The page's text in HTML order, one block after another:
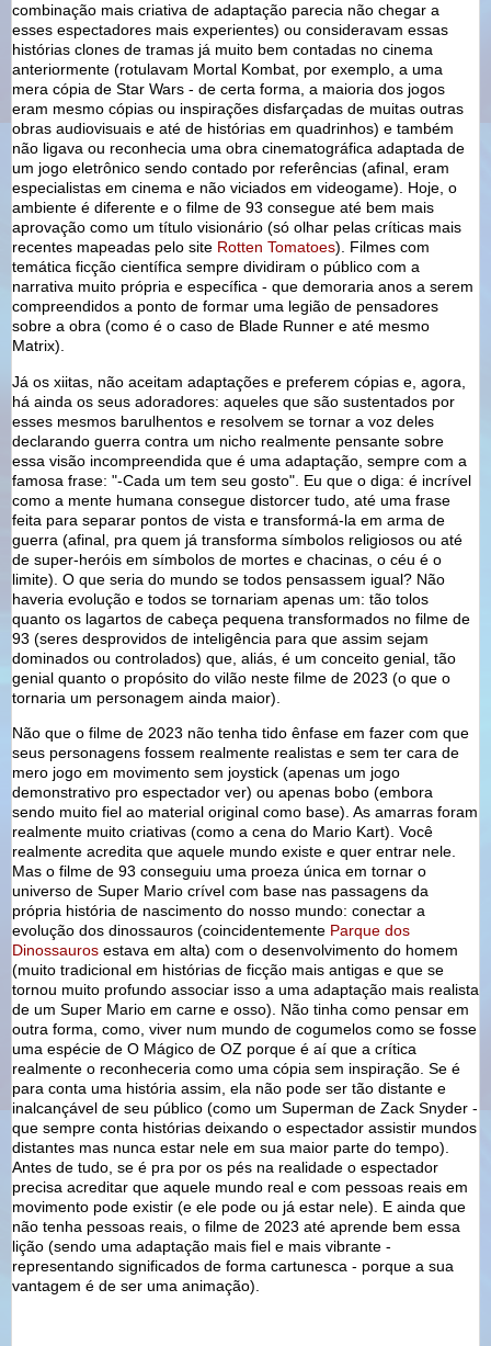
combinação mais criativa de adaptação parecia não chegar a
esses espectadores mais experientes) ou consideravam essas
histórias clones de tramas já muito bem contadas no cinema
anteriormente (rotulavam Mortal Kombat, por exemplo, a uma
mera cópia de Star Wars - de certa forma, a maioria dos jogos
eram mesmo cópias ou inspirações disfarçadas de muitas outras
obras audiovisuais e até de histórias em quadrinhos) e também
não ligava ou reconhecia uma obra cinematográfica adaptada de
um jogo eletrônico sendo contado por referências (afinal, eram
especialistas em cinema e não viciados em videogame). Hoje, o
ambiente é diferente e o filme de 93 consegue até bem mais
aprovação como um título visionário (só olhar pelas críticas mais
recentes mapeadas pelo site Rotten Tomatoes). Filmes com
temática ficção científica sempre dividiram o público com a
narrativa muito própria e específica - que demoraria anos a serem
compreendidos a ponto de formar uma legião de pensadores
sobre a obra (como é o caso de Blade Runner e até mesmo
Matrix).
Já os xiitas, não aceitam adaptações e preferem cópias e, agora,
há ainda os seus adoradores: aqueles que são sustentados por
esses mesmos barulhentos e resolvem se tornar a voz deles
declarando guerra contra um nicho realmente pensante sobre
essa visão incompreendida que é uma adaptação, sempre com a
famosa frase: "-Cada um tem seu gosto". Eu que o diga: é incrível
como a mente humana consegue distorcer tudo, até uma frase
feita para separar pontos de vista e transformá-la em arma de
guerra (afinal, pra quem já transforma símbolos religiosos ou até
de super-heróis em símbolos de mortes e chacinas, o céu é o
limite). O que seria do mundo se todos pensassem igual? Não
haveria evolução e todos se tornariam apenas um: tão tolos
quanto os lagartos de cabeça pequena transformados no filme de
93 (seres desprovidos de inteligência para que assim sejam
dominados ou controlados) que, aliás, é um conceito genial, tão
genial quanto o propósito do vilão neste filme de 2023 (o que o
tornaria um personagem ainda maior).
Não que o filme de 2023 não tenha tido ênfase em fazer com que
seus personagens fossem realmente realistas e sem ter cara de
mero jogo em movimento sem joystick (apenas um jogo
demonstrativo pro espectador ver) ou apenas bobo (embora
sendo muito fiel ao material original como base). As amarras foram
realmente muito criativas (como a cena do Mario Kart). Você
realmente acredita que aquele mundo existe e quer entrar nele.
Mas o filme de 93 conseguiu uma proeza única em tornar o
universo de Super Mario crível com base nas passagens da
própria história de nascimento do nosso mundo: conectar a
evolução dos dinossauros (coincidentemente Parque dos
Dinossauros estava em alta) com o desenvolvimento do homem
(muito tradicional em histórias de ficção mais antigas e que se
tornou muito profundo associar isso a uma adaptação mais realista
de um Super Mario em carne e osso). Não tinha como pensar em
outra forma, como, viver num mundo de cogumelos como se fosse
uma espécie de O Mágico de OZ porque é aí que a crítica
realmente o reconheceria como uma cópia sem inspiração. Se é
para conta uma história assim, ela não pode ser tão distante e
inalcançável de seu público (como um Superman de Zack Snyder -
que sempre conta histórias deixando o espectador assistir mundos
distantes mas nunca estar nele em sua maior parte do tempo).
Antes de tudo, se é pra por os pés na realidade o espectador
precisa acreditar que aquele mundo real e com pessoas reais em
movimento pode existir (e ele pode ou já estar nele). E ainda que
não tenha pessoas reais, o filme de 2023 até aprende bem essa
lição (sendo uma adaptação mais fiel e mais vibrante -
representando significados de forma cartunesca - porque a sua
vantagem é de ser uma animação).